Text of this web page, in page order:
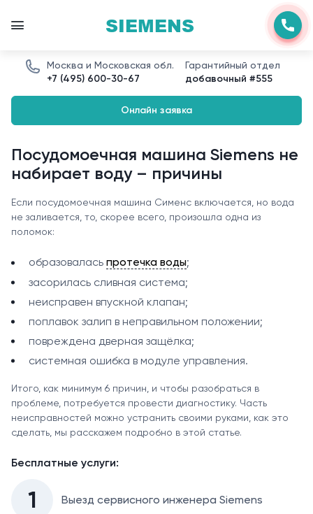
SIEMENS
Москва и Московская обл.
+7 (495) 600-30-67
Гарантийный отдел
добавочный #555
Онлайн заявка
Посудомоечная машина Siemens не
набирает воду – причины
Если посудомоечная машина Сименс включается, но вода
не заливается, то, скорее всего, произошла одна из
поломок:
образовалась протечка воды;
засорилась сливная система;
неисправен впускной клапан;
поплавок залип в неправильном положении;
повреждена дверная защёлка;
системная ошибка в модуле управления.
Итого, как минимум 6 причин, и чтобы разобраться в
проблеме, потребуется провести диагностику. Часть
неисправностей можно устранить своими руками, как это
сделать, мы расскажем подробно в этой статье.
Бесплатные услуги:
1 Выезд сервисного инженера Siemens